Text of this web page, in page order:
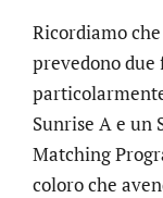
Ricordiamo
prevedono due
Sunrise A e un
Matching
coloro che